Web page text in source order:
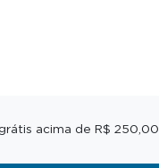
acima de R$ 250,00